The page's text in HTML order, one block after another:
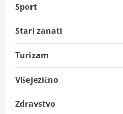
Sport
Stari zanati
Turizam
Višejezično
Zdravstvo